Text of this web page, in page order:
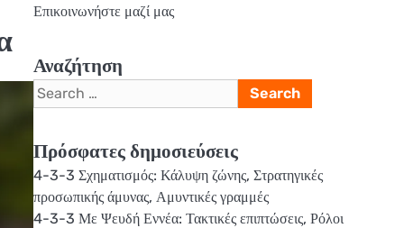
Επικοινωνήστε μαζί μας
Αναζήτηση
Search
for:
Πρόσφατες δημοσιεύσεις
4-3-3 Σχηματισμός: Κάλυψη ζώνης, Στρατηγικές
προσωπικής άμυνας, Αμυντικές γραμμές
4-3-3 Με Ψευδή Εννέα: Τακτικές επιπτώσεις, Ρόλοι